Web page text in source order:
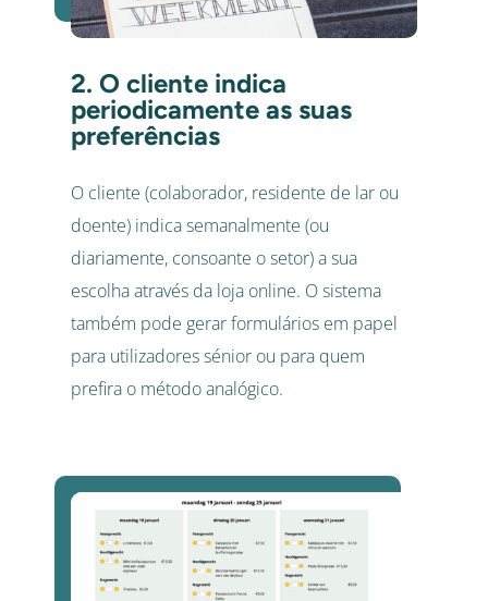
2. O cliente indica
periodicamente as suas
preferências
O cliente (colaborador, residente de lar ou
doente) indica semanalmente (ou
diariamente, consoante o setor) a sua
escolha através da loja online. O sistema
também pode gerar formulários em papel
para utilizadores sénior ou para quem
prefira o método analógico.